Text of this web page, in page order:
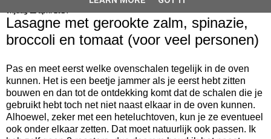
Lasagne met gerookte zalm, spinazie,
broccoli en tomaat (voor veel personen)
Pas en meet eerst welke ovenschalen tegelijk in de oven
kunnen. Het is een beetje jammer als je eerst hebt zitten
bouwen en dan tot de ontdekking komt dat de schalen die je
gebruikt hebt toch net niet naast elkaar in de oven kunnen.
Alhoewel, zeker met een heteluchtoven, kun je ze eventueel
ook onder elkaar zetten. Dat moet natuurlijk ook passen. Ik